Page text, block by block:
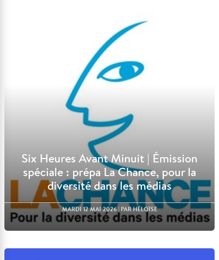
Six Heures Avant Minuit | Émission
spéciale : prépa La Chance, pour la
diversité dans les médias
MARDI 12 MAI 2026| PAR HÉLOÏSE